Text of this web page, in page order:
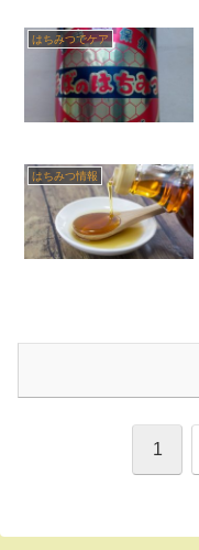
はちみつでケア
はちみつ情報
1